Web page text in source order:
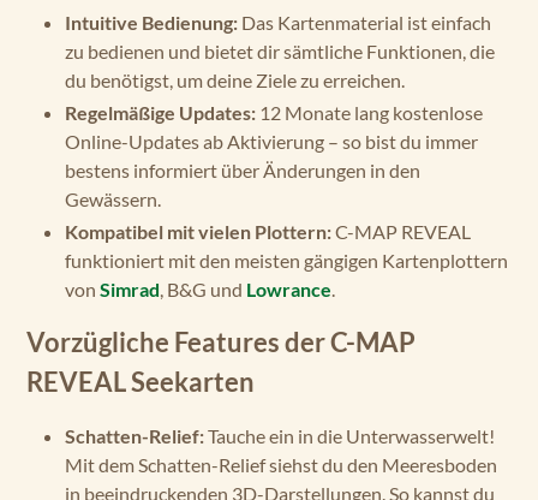
Intuitive Bedienung: Das Kartenmaterial ist einfach
zu bedienen und bietet dir sämtliche Funktionen, die
du benötigst, um deine Ziele zu erreichen.
Regelmäßige Updates: 12 Monate lang kostenlose
Online-Updates ab Aktivierung – so bist du immer
bestens informiert über Änderungen in den
Gewässern.
Kompatibel mit vielen Plottern:C-MAP REVEAL
funktioniert mit den meisten gängigen Kartenplottern
von Simrad, B&G und Lowrance.
Vorzügliche Features der C-MAP
REVEAL Seekarten
Schatten-Relief:Tauche ein in die Unterwasserwelt!
Mit dem Schatten-Relief siehst du den Meeresboden
in beeindruckenden 3D-Darstellungen. So kannst du